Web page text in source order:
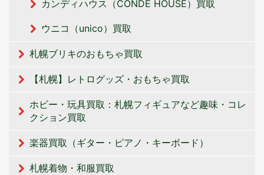
カンディハウス（CONDE HOUSE）買取
ウニコ（unico）買取
札幌ブリキのおもちゃ買取
【札幌】レトログッズ・おもちゃ買取
ホビー・玩具買取：札幌フィギュアなど趣味・コレ
クション買取
楽器買取（ギター・ピアノ・キーボード）
札幌着物・和服買取